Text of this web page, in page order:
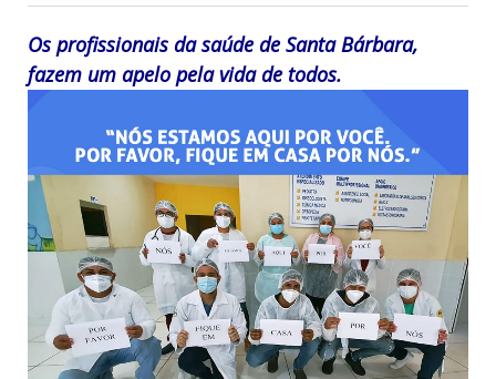
Os profissionais da saúde de Santa Bárbara,
fazem um apelo pela vida de todos.